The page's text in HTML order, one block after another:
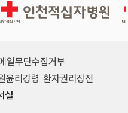
인천적십자병원
일무단수집거부
윤리강령 환자권리장전
실